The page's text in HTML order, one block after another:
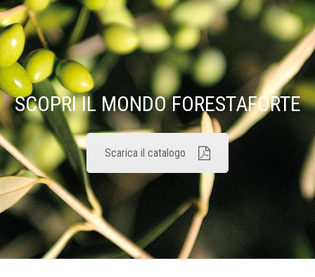
SCOPRI IL MONDO FORESTAFORTE
Scarica il catalogo